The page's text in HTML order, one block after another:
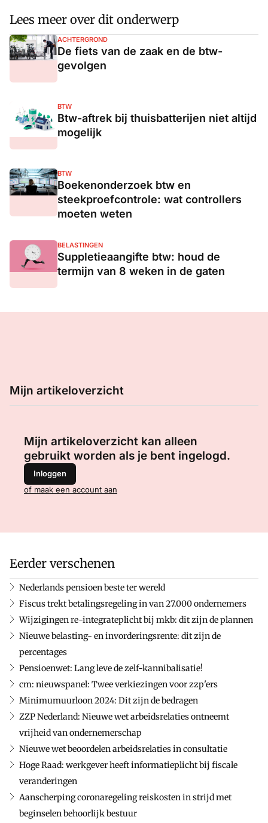
Lees meer over dit onderwerp
ACHTERGROND
De fiets van de zaak en de btw-
gevolgen
BTW
Btw-aftrek bij thuisbatterijen niet altijd
mogelijk
BTW
Boekenonderzoek btw en
steekproefcontrole: wat controllers
moeten weten
BELASTINGEN
Suppletieaangifte btw: houd de
termijn van 8 weken in de gaten
Mijn artikeloverzicht
Mijn artikeloverzicht kan alleen
gebruikt worden als je bent ingelogd.
Inloggen
of maak een account aan
Eerder verschenen
Nederlands pensioen beste ter wereld
Fiscus trekt betalingsregeling in van 27.000 ondernemers
Wijzigingen re-integrateplicht bij mkb: dit zijn de plannen
Nieuwe belasting- en invorderingsrente: dit zijn de
percentages
Pensioenwet: Lang leve de zelf-kannibalisatie!
cm: nieuwspanel: Twee verkiezingen voor zzp'ers
Minimumuurloon 2024: Dit zijn de bedragen
ZZP Nederland: Nieuwe wet arbeidsrelaties ontneemt
vrijheid van ondernemerschap
Nieuwe wet beoordelen arbeidsrelaties in consultatie
Hoge Raad: werkgever heeft informatieplicht bij fiscale
veranderingen
Aanscherping coronaregeling reiskosten in strijd met
beginselen behoorlijk bestuur